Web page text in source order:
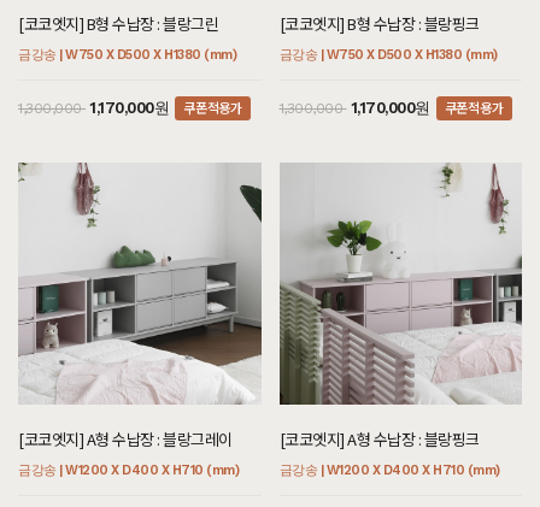
[코코엣지] B형 수납장 : 블랑그린
금강송 | W750 X D500 X H1380 (mm)
1,300,000 1,170,000원 쿠폰적용가
[코코엣지] B형 수납장 : 블랑핑크
금강송 | W750 X D500 X H1380 (mm)
1,300,000 1,170,000원 쿠폰적용가
[코코엣지] A형 수납장 : 블랑그레이
금강송 | W1200 X D400 X H710 (mm)
[코코엣지] A형 수납장 : 블랑핑크
금강송 | W1200 X D400 X H710 (mm)